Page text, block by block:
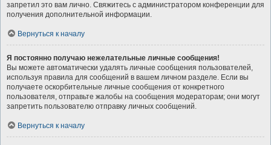
запретил это вам лично. Свяжитесь с администратором конференции для
получения дополнительной информации.
Вернуться к началу
Я постоянно получаю нежелательные личные сообщения!
Вы можете автоматически удалять личные сообщения пользователей,
используя правила для сообщений в вашем личном разделе. Если вы
получаете оскорбительные личные сообщения от конкретного
пользователя, отправьте жалобы на сообщения модераторам; они могут
запретить пользователю отправку личных сообщений.
Вернуться к началу